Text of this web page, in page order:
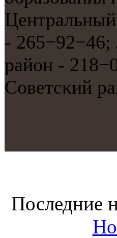
- 265−92−46;
район -
Советсκий
Последние